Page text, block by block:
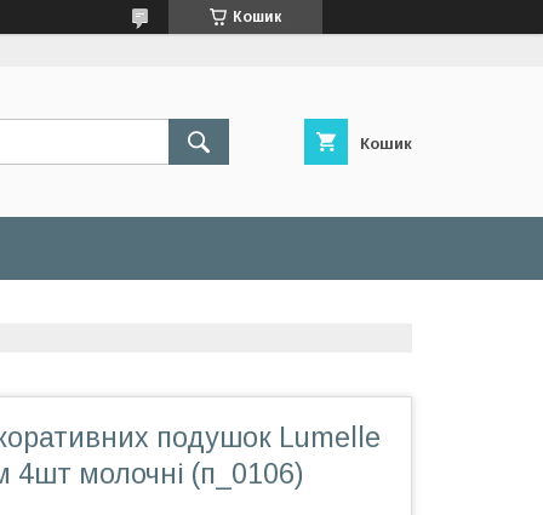
Кошик
Кошик
подушок Lumelle
4шт молочні (п_0106)